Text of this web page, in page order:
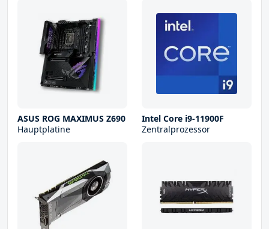
ASUS ROG MAXIMUS Z690
Hauptplatine
Intel Core i9-11900F
Zentralprozessor